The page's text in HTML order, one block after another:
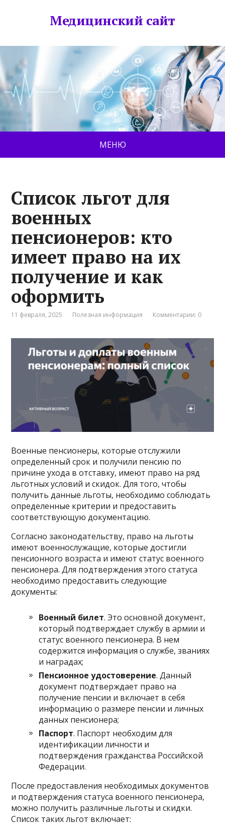
Медицинский сайт
МЕНЮ
Список льгот для
военных
пенсионеров: кто
имеет право на их
получение и как
оформить
11 февраля, 2025 Полезная информация Комментарии: 0
Военные пенсионеры, которые отслужили
определенный срок и получили пенсию по
причине ухода в отставку, имеют право на ряд
льготных условий и скидок. Для того, чтобы
получить данные льготы, необходимо соблюдать
определенные критерии и предоставить
соответствующую документацию.
Согласно законодательству, право на льготы
имеют военнослужащие, которые достигли
пенсионного возраста и имеют статус военного
пенсионера. Для подтверждения этого статуса
необходимо предоставить следующие
документы:
Военный билет. Это основной документ,
который подтверждает службу в армии и
статус военного пенсионера. В нем
содержится информация о службе, званиях
и наградах;
Пенсионное удостоверение. Данный
документ подтверждает право на
получение пенсии и включает в себя
информацию о размере пенсии и личных
данных пенсионера;
Паспорт. Паспорт необходим для
идентификации личности и
подтверждения гражданства Российской
Федерации.
После предоставления необходимых документов
и подтверждения статуса военного пенсионера,
можно получить различные льготы и скидки.
Список таких льгот включает: